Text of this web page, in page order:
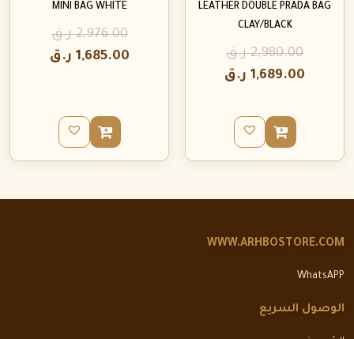
LEATHER DOUBLE PRADA BAG
CLAY/BLACK
2,980.00 ر.ق
1,689.00 ر.ق
MINI BAG WHITE
2,976.00 ر.ق
1,685.00 ر.ق
WWW.ARHBOSTORE.COM
WhatsAPP
الوصول السريع